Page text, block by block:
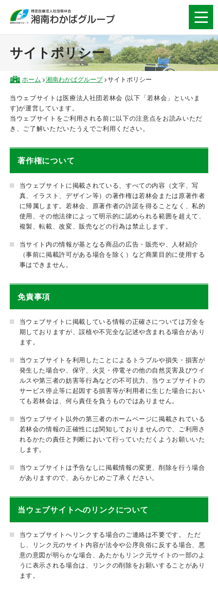
サイトポリシー
ホーム 湘南わかばグループ サイトポリシー
当ウェブサイトは医療法人社団若林会 (以下「若林会」といいま
す)が運営しています。
当ウェブサイトをご利用される前に以下の注意点をお読みいただ
き、ご了解いただいたうえでご利用ください。
著作権について
当ウェブサイトに掲載されている、すべての内容（文字、写
真、イラスト、デザイン等）の著作権は若林会または原著作者
に帰属します。若林会、原著作者の許諾を得ることなく、私的
使用、その他法律によって明示的に認められる範囲を超えて、
複製、転載、改変、販売などの行為は禁止します。
当サイト内の情報が基となる商品の広告・販売や、人材紹介
（事前に掲載許可がある場合を除く）など商業目的に使用する
事はできません。
免責事項
当ウェブサイトに掲載している情報の正確さについては万全を
期しておりますが、誤植や不完全な記述や含まれる場合があり
ます。
当ウェブサイトを利用したことによるトラブルや損失・損害が
発生した場合や、保守、火災・停電その他の自然災害及びウイ
ルスや第三者の妨害等行為などの不可抗力、当ウェブサイトの
サービス停止等に起因する損害等が利用者に生じた場合におい
ても若林会は、何ら責任を負うものではありません。
当ウェブサイト以外の第三者のホームページに掲載されている
若林会の情報の正確性には関知しておりませんので、ご利用さ
れるかたの責任と判断において行っていただくようお願いいた
します。
当ウェブサイトは予告なしに掲載情報の変更、削除を行う場合
がありますので、あらかじめご了承ください。
当ウェブサイトへのリンクについて
当ウェブサイトへリンクする場合のご連絡は不要です。 ただ
し、リンク元のサイト内容が法令や公序良俗に反する場合、悪
意の意図が明らかな場合、あたかもリンク元サイトの一部のよ
うに表示される場合は、リンクの削除をお願いすることがあり
ます。